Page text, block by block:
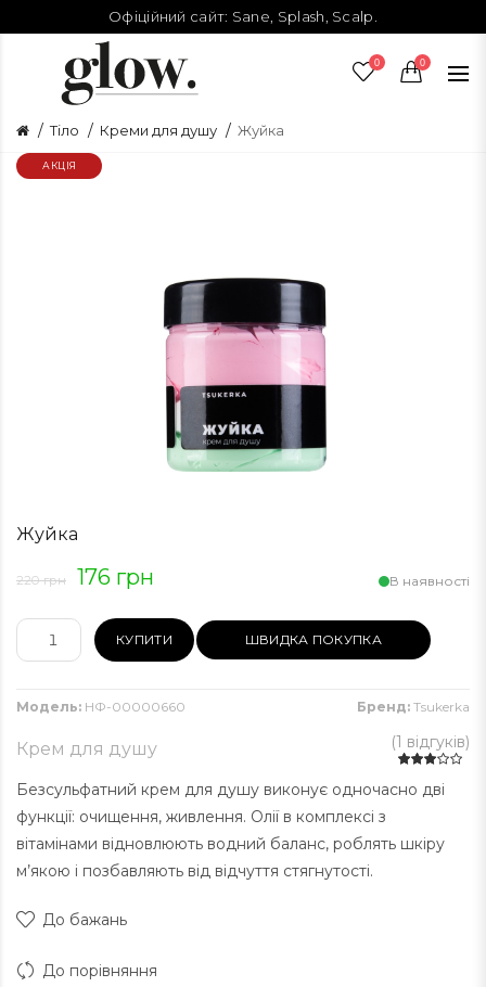
Офіційний сайт: Sane Splash Scalp
0 0
Тіло Креми для душу Жуйка
АКЦІЯ
Жуйка
Крем для душу (1 відгуків)
В наявності
220 грн 176 грн
Безсульфатний крем для душу виконує одночасно дві
функції: очищення, живлення. Олії в комплексі з
вітамінами відновлюють водний баланс, роблять шкіру
м’якою і позбавляють від відчуття стягнутості.
Бренд: Tsukerka
Модель: НФ-00000660
КУПИТИ ШВИДКА ПОКУПКА
До бажань
До порівняння